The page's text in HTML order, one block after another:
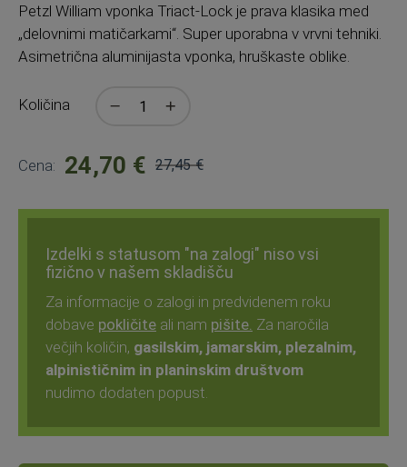
Petzl William vponka Triact-Lock je prava klasika med
„delovnimi matičarkami“. Super uporabna v vrvni tehniki.
Asimetrična aluminijasta vponka, hruškaste oblike.
Količina
Cena: 24,70 € Običajna
27,45 €
Izdelki s statusom "na zalogi" niso vsi
fizično v našem skladišču
Za informacije o zalogi in predvidenem roku
dobave pokličite ali nam pišite. Za naročila
večjih količin, gasilskim, jamarskim, plezalnim,
alpinističnim in planinskim društvom
nudimo dodaten popust.